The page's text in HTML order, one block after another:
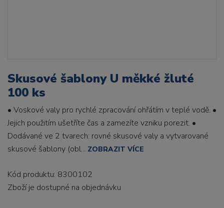
Skusové šablony U měkké žluté
100 ks
• Voskové valy pro rychlé zpracování ohřátím v teplé vodě. •
Jejich použitím ušetříte čas a zamezíte vzniku porezit. •
Dodávané ve 2 tvarech: rovné skusové valy a vytvarované
skusové šablony (obl... ZOBRAZIT VÍCE
Kód produktu: 8300102
Zboží je dostupné na objednávku